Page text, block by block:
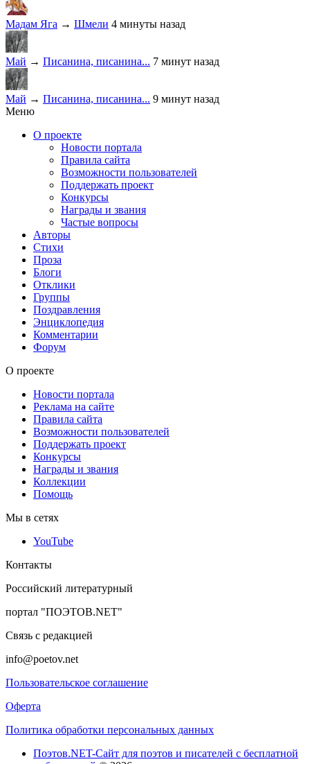
Мадам Яга → Шмели 4 минуты назад
Май → Писанина, писанина... 7 минут назад
Май → Писанина, писанина... 9 минут назад
Меню
О проекте
Новости портала
Правила сайта
Возможности пользователей
Поддержать проект
Конкурсы
Награды и звания
Частые вопросы
Авторы
Стихи
Проза
Блоги
Отклики
Группы
Поздравления
Энциклопедия
Комментарии
Форум
О проекте
Новости портала
Реклама на сайте
Правила сайта
Возможности пользователей
Поддержать проект
Конкурсы
Награды и звания
Коллекции
Помощь
Мы в сетях
YouTube
Контакты
Российский литературный
портал "ПОЭТОВ.NET"
Связь с редакцией
info@poetov.net
Пользовательское соглашение
Оферта
Политика обработки персональных данных
Поэтов.NET-Сайт для поэтов и писателей с бесплатной